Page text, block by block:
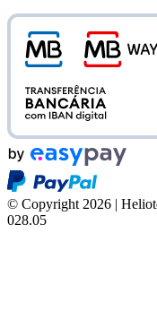
© Copyright 2026 |
028.05